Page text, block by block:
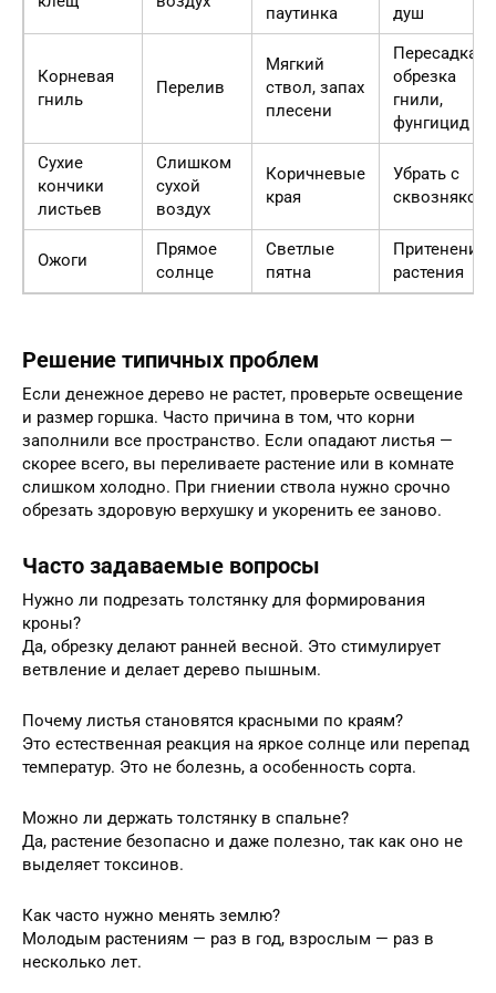
паутинка душ
Корневая
гниль
Перелив
Мягкий
ствол, запах
плесени
Пересадка,
обрезка
гнили,
фунгицид
Сухие
кончики
листьев
Слишком
сухой
воздух
Коричневые
края
Убрать с
сквозняков
Ожоги
Прямое
солнце
Светлые
пятна
Притенение
растения
Решение типичных проблем
Если денежное дерево не растет, проверьте освещение
и размер горшка. Часто причина в том, что корни
заполнили все пространство. Если опадают листья —
скорее всего, вы переливаете растение или в комнате
слишком холодно. При гниении ствола нужно срочно
обрезать здоровую верхушку и укоренить ее заново.
Часто задаваемые вопросы
Нужно ли подрезать толстянку для формирования
кроны?
Да, обрезку делают ранней весной. Это стимулирует
ветвление и делает дерево пышным.
Почему листья становятся красными по краям?
Это естественная реакция на яркое солнце или перепад
температур. Это не болезнь, а особенность сорта.
Можно ли держать толстянку в спальне?
Да, растение безопасно и даже полезно, так как оно не
выделяет токсинов.
Как часто нужно менять землю?
Молодым растениям — раз в год, взрослым — раз в
несколько лет.